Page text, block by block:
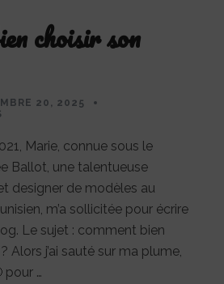
choisir son
20, 2025
CHOISIR
CROCHET
?
Marie, connue sous le
Ballot, une talentueuse
designer de modèles au
m’a sollicitée pour écrire
Le sujet : comment bien
Alors j’ai sauté sur ma plume,
pour …